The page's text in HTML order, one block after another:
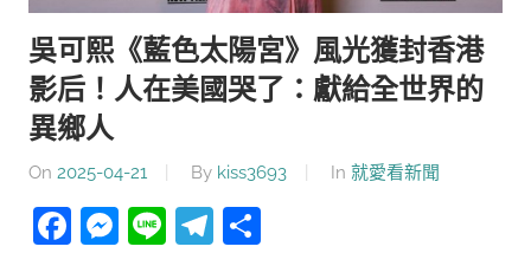
吳可熙《藍色太陽宮》風光獲封香港
影后！人在美國哭了：獻給全世界的
異鄉人
On 2025-04-21 By kiss3693 In 就愛看新聞
Facebook
Messenger
LineTelegram